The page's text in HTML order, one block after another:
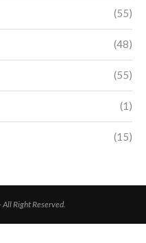
(55)
(48)
(55)
(1)
(15)
Right Reserved.